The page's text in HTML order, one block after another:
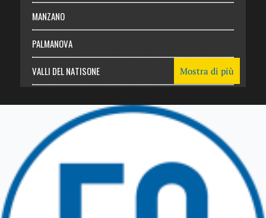
MANZANO
PALMANOVA
VALLI DEL NATISONE
TRICESIMO
TARCENTO
GEMONA DEL FRIULI
Mostra di più